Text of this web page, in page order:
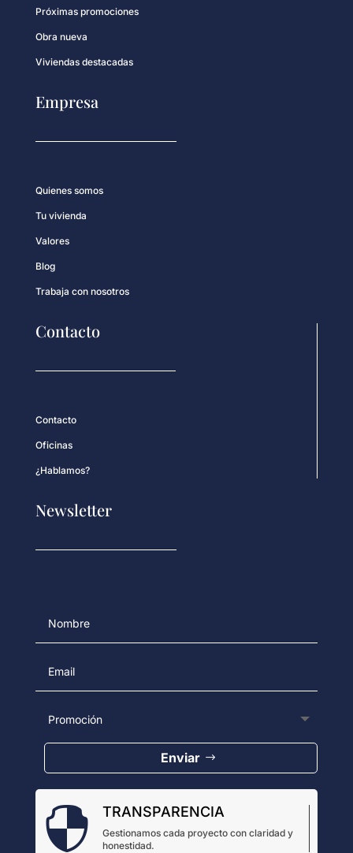
Próximas promociones
Obra nueva
Viviendas destacadas
Empresa
Quienes somos
Tu vivienda
Valores
Blog
Trabaja con nosotros
Contacto
Contacto
Oficinas
¿Hablamos?
Newsletter
Enviar
 TRANSPARENCIA
Gestionamos cada proyecto con claridad y
honestidad.